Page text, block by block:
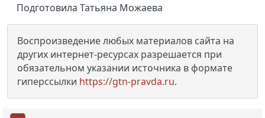
Подготовила Татьяна Можаева
Воспроизведение любых материалов сайта на
других интернет-ресурсах разрешается при
обязательном указании источника в формате
гиперссылки https://gtn-pravda.ru.